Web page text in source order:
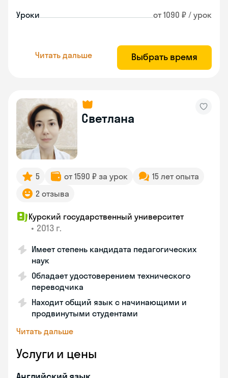
Уроки от 1090 ₽ / урок
Читать дальше Выбрать время
Светлана
5 от 1590 ₽ за урок
15 лет опыта
2 отзыва
Курский государственный университет
• 2013 г.
Имеет степень кандидата педагогических
наук
Обладает удостоверением технического
переводчика
Находит общий язык с начинающими и
продвинутыми студентами
Читать дальше
Услуги и цены